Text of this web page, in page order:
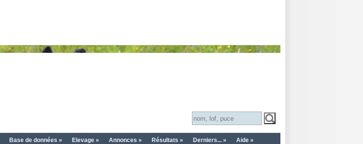
Base de données » Elevage » Annonces » Résultats » Derniers... » Aide »